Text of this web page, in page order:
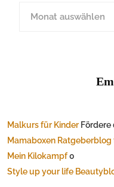
Malkurs für Kinder Fördere
Mamaboxen Ratgeberblog
Mein Kilokampf0
Style up your life